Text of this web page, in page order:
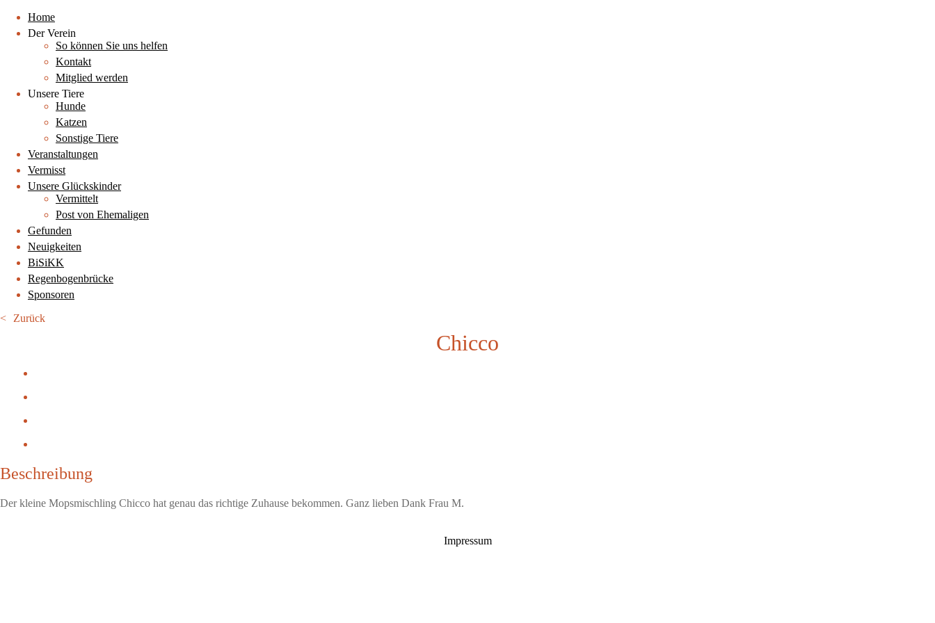
Home
Der Verein
So können Sie uns helfen
Kontakt
Mitglied werden
Unsere Tiere
Hunde
Katzen
Sonstige Tiere
Veranstaltungen
Vermisst
Unsere Glückskinder
Vermittelt
Post von Ehemaligen
Gefunden
Neuigkeiten
BiSiKK
Regenbogenbrücke
Sponsoren
Zurück
Chicco
Beschreibung
Der kleine Mopsmischling Chicco hat genau das richtige Zuhause bekommen. Ganz lieben Dank Frau M.
Impressum